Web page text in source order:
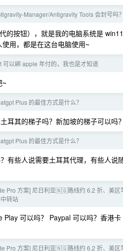
Manager/Antigravity Tools 会封号吗？
的按钮），就是我的电脑系统是
用，都是在这台电脑使用~
可以綁 apple 年付的，我也是才知道
~
Plus 的最佳方式是什么？
耳其的梯子吗？新加坡的梯子可以吗？
Plus 的最佳方式是什么？
有些人说需要土耳其代理，有些人说
Pro 方案] 尼日利亚🇳🇬路线约 6.2 折、美区
转站
Play 可以吗？ Paypal 可以吗？香港
Pro 方案] 尼日利亚🇳🇬路线约 6.2 折、美区